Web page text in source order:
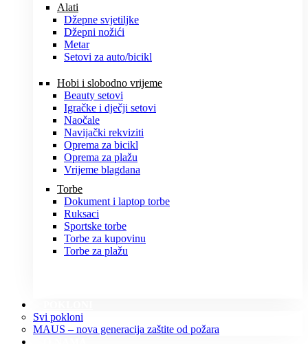
Alati
Džepne svjetiljke
Džepni nožići
Metar
Setovi za auto/bicikl
Hobi i slobodno vrijeme
Beauty setovi
Igračke i dječji setovi
Naočale
Navijački rekviziti
Oprema za bicikl
Oprema za plažu
Vrijeme blagdana
Torbe
Dokument i laptop torbe
Ruksaci
Sportske torbe
Torbe za kupovinu
Torbe za plažu
Svi pokloni
MAUS – nova generacija zaštite od požara